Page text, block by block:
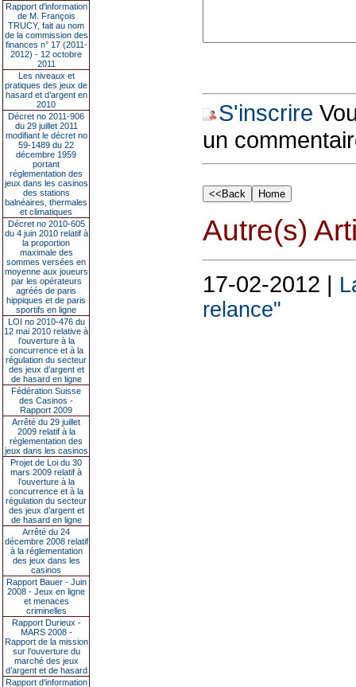
Rapport d'information
de M. François
TRUCY, fait au nom
de la commission des
finances n° 17 (2011-
2012) - 12 octobre
2011
Les niveaux et
pratiques des jeux de
hasard et d’argent en
2010
Décret no 2011-906
du 29 juillet 2011
modifiant le décret no
59-1489 du 22
décembre 1959
portant
réglementation des
jeux dans les casinos
des stations
balnéaires, thermales
et climatiques
Décret no 2010-605
du 4 juin 2010 relatif à
la proportion
maximale des
sommes versées en
moyenne aux joueurs
par les opérateurs
agréés de paris
hippiques et de paris
sportifs en ligne
LOI no 2010-476 du
12 mai 2010 relative à
l’ouverture à la
concurrence et à la
régulation du secteur
des jeux d’argent et
de hasard en ligne
Fédération Suisse
des Casinos -
Rapport 2009
Arrêté du 29 juillet
2009 relatif à la
réglementation des
jeux dans les casinos
Projet de Loi du 30
mars 2009 relatif à
l’ouverture à la
concurrence et à la
régulation du secteur
des jeux d’argent et
de hasard en ligne
Arrêté du 24
décembre 2008 relatif
à la réglementation
des jeux dans les
casinos
Rapport Bauer - Juin
2008 - Jeux en ligne
et menaces
criminelles
Rapport Durieux -
MARS 2008 -
Rapport de la mission
sur l’ouverture du
marché des jeux
d’argent et de hasard
Rapport d'information
S'inscrire
un
Autre(s)
17-02-2012 |
relance"